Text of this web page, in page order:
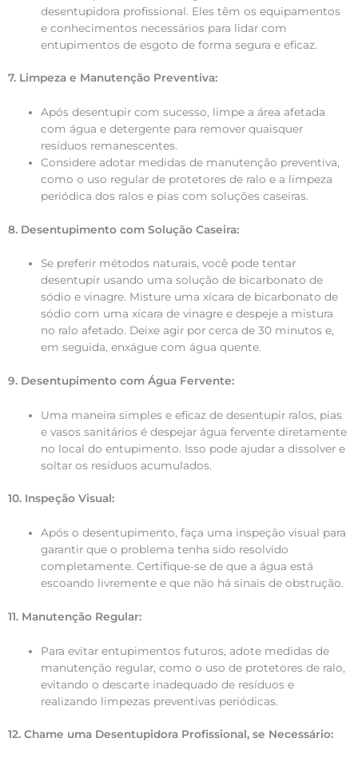
desentupidora profissional. Eles têm os equipamentos
e conhecimentos necessários para lidar com
entupimentos de esgoto de forma segura e eficaz.
7. Limpeza e Manutenção Preventiva:
Após desentupir com sucesso, limpe a área afetada
com água e detergente para remover quaisquer
resíduos remanescentes.
Considere adotar medidas de manutenção preventiva,
como o uso regular de protetores de ralo e a limpeza
periódica dos ralos e pias com soluções caseiras.
8. Desentupimento com Solução Caseira:
Se preferir métodos naturais, você pode tentar
desentupir usando uma solução de bicarbonato de
sódio e vinagre. Misture uma xícara de bicarbonato de
sódio com uma xícara de vinagre e despeje a mistura
no ralo afetado. Deixe agir por cerca de 30 minutos e,
em seguida, enxágue com água quente.
9. Desentupimento com Água Fervente:
Uma maneira simples e eficaz de desentupir ralos, pias
e vasos sanitários é despejar água fervente diretamente
no local do entupimento. Isso pode ajudar a dissolver e
soltar os resíduos acumulados.
10. Inspeção Visual:
Após o desentupimento, faça uma inspeção visual para
garantir que o problema tenha sido resolvido
completamente. Certifique-se de que a água está
escoando livremente e que não há sinais de obstrução.
11. Manutenção Regular:
Para evitar entupimentos futuros, adote medidas de
manutenção regular, como o uso de protetores de ralo,
evitando o descarte inadequado de resíduos e
realizando limpezas preventivas periódicas.
12. Chame uma Desentupidora Profissional, se Necessário: